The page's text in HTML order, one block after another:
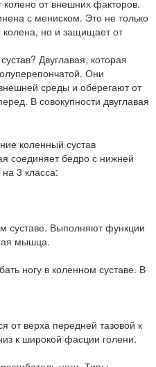
от внешних факторов.
с мениском. Это не только
колена, но и защищает от
Двуглавая, которая
Они
среды и оберегают от
В совокупности двуглавая
соединяет бедро с нижней
3 класса:
суставе. Выполняют функции
мышца.
ногу в коленном суставе. В
от верха передней тазовой к
к широкой фасции голени.